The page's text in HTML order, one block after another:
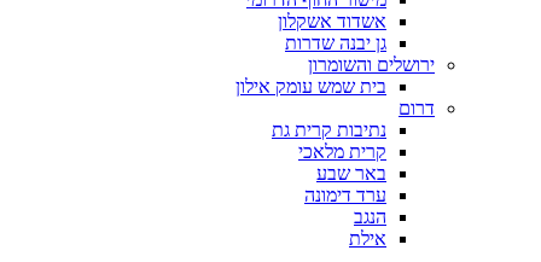
אשדוד אשקלון
גן יבנה שדרות
ירושלים והשומרון
בית שמש עומק אילון
דרום
נתיבות קרית גת
קרית מלאכי
באר שבע
ערד דימונה
הנגב
אילת